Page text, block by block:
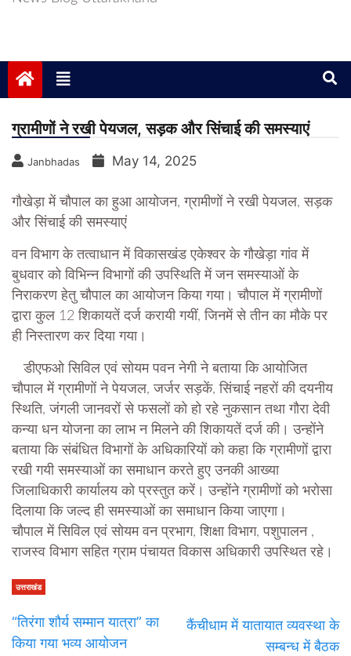
ग्रामीणों ने रखी पेयजल, सड़क और सिंचाई की समस्याएं
Janbhadas May 14, 2025
गौखेड़ा में चौपाल का हुआ आयोजन, ग्रामीणों ने रखी पेयजल, सड़क
और सिंचाई की समस्याएं
वन विभाग के तत्वाधान में विकासखंड एकेश्वर के गौखेड़ा गांव में
बुधवार को विभिन्न विभागों की उपस्थिति में जन समस्याओं के
निराकरण हेतु चौपाल का आयोजन किया गया। चौपाल में ग्रामीणों
द्वारा कुल 12 शिकायतें दर्ज करायी गयीं, जिनमें से तीन का मौके पर
ही निस्तारण कर दिया गया।
डीएफओ सिविल एवं सोयम पवन नेगी ने बताया कि आयोजित
चौपाल में ग्रामीणों ने पेयजल, जर्जर सड़कें, सिंचाई नहरों की दयनीय
स्थिति, जंगली जानवरों से फसलों को हो रहे नुकसान तथा गौरा देवी
कन्या धन योजना का लाभ न मिलने की शिकायतें दर्ज की। उन्होंने
बताया कि संबंधित विभागों के अधिकारियों को कहा कि ग्रामीणों द्वारा
रखी गयी समस्याओं का समाधान करते हुए उनकी आख्या
जिलाधिकारी कार्यालय को प्रस्तुत करें। उन्होंने ग्रामीणों को भरोसा
दिलाया कि जल्द ही समस्याओं का समाधान किया जाएगा।
चौपाल में सिविल एवं सोयम वन प्रभाग, शिक्षा विभाग, पशुपालन ,
राजस्व विभाग सहित ग्राम पंचायत विकास अधिकारी उपस्थित रहे।
उत्तराखंड
“तिरंगा शौर्य सम्मान यात्रा” का
किया गया भव्य आयोजन
कैंचीधाम में यातायात व्यवस्था के
सम्बन्ध में बैठक